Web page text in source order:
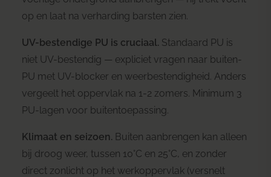
op en laat na verharding barsten zien.
UV-bestendige PU is cruciaal. Standaard PU is
niet UV-bestendig — expliciet vragen naar buiten-
PU met UV-blocker en weerbestendigheid. Anders
vergeelt het oppervlak na 1-2 zomers. Minimum 3
PU-lagen voor buitentoepassing.
Klimaat en seizoen. Buiten aanbrengen kan alleen
bij droog weer, tussen 10°C en 25°C, en zonder
direct zonlicht op het werkoppervlak (versnelt